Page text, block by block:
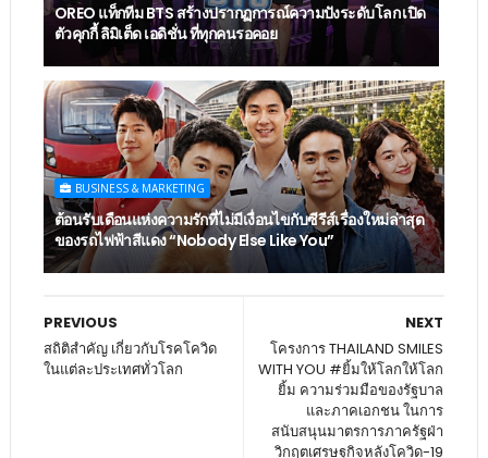
OREO แท็กทีม BTS สร้างปรากฏการณ์ความปังระดับโลก เปิด
ตัวคุกกี้ ลิมิเต็ด เอดิชั่น ที่ทุกคนรอคอย
BUSINESS & MARKETING
ต้อนรับเดือนแห่งความรักที่ไม่มีเงื่อนไขกับซีรีส์เรื่องใหม่ล่าสุด
ของรถไฟฟ้าสีแดง “Nobody Else Like You”
NEXT
โครงการ THAILAND SMILES
WITH YOU #ยิ้มให้โลกให้โลก
ยิ้ม ความร่วมมือของรัฐบาล
และภาคเอกชน ในการ
สนับสนุนมาตรการภาครัฐฝ่า
วิกฤตเศรษฐกิจหลังโควิด-19
PREVIOUS
สถิติสำคัญ เกี่ยวกับโรคโควิด
ในแต่ละประเทศทั่วโลก